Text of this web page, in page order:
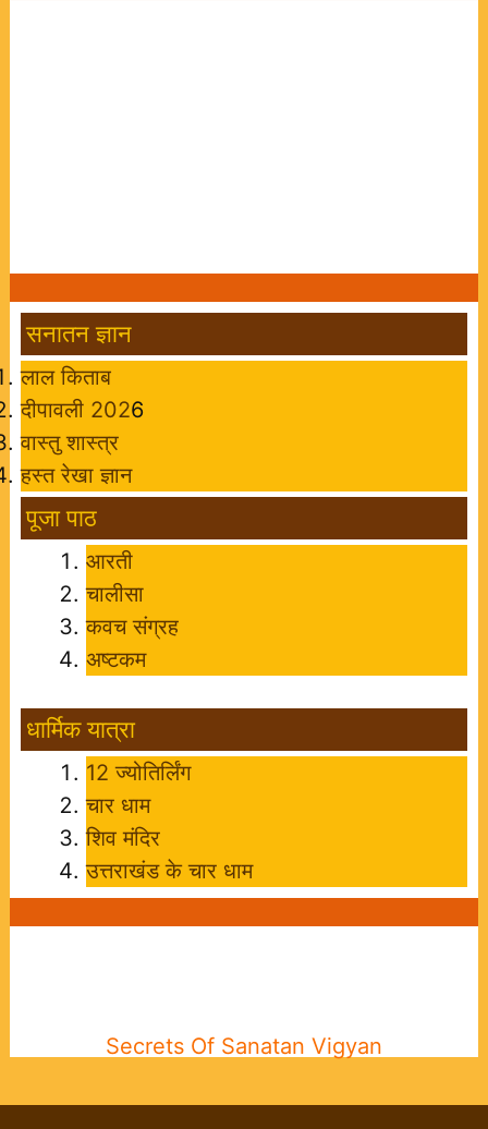
सनातन ज्ञान
लाल किताब
दीपावली 2026
वास्तु शास्त्र
हस्त रेखा ज्ञान
पूजा पाठ
आरती
चालीसा
कवच संग्रह
अष्टकम
धार्मिक यात्रा
12 ज्योतिर्लिंग
चार धाम
शिव मंदिर
उत्तराखंड के चार धाम
Secrets Of Sanatan Vigyan